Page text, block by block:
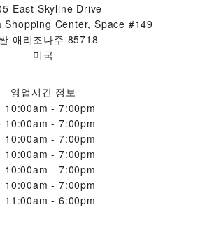
East Skyline Drive
Shopping Center, Space #149
애리조나주 85718
미국
영업시간 정보
10:00am - 7:00pm
10:00am - 7:00pm
10:00am - 7:00pm
10:00am - 7:00pm
10:00am - 7:00pm
10:00am - 7:00pm
11:00am - 6:00pm